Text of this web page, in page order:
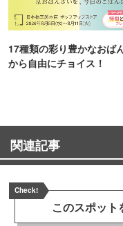
17種類の彩り豊かなおば
から自由にチョイス！
関連記事
Check!
このスポット